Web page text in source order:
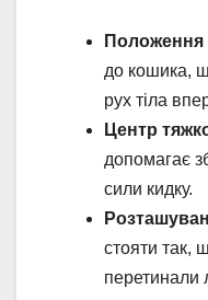
Положення
до кошика,
рух тіла
Центр
допомагає
сили кидку.
стояти так,
перетинали